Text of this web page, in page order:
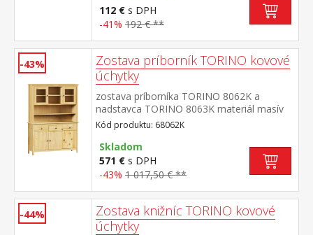
112 € s DPH
-41% 192 € **
-43%
Zostava príborník TORINO kovové
úchytky
zostava príborníka TORINO 8062K a
nadstavca TORINO 8063K materiál masív
borovica, lakované prevedenie kovové
úchytky vo farebnom prevedení černená
mosadz príborník: 3 dvere, 3 zásuvky s
kovovými pojazdmi nadstavec: dvoje
presklené dvierka rozmer príborníka (š/h/v)
129 × 40 × 80 cm rozmer nadstavca (š/h/v)
129 × 33 × 100 cm
Kód produktu: 68062K
Skladom
571 € s DPH
-43% 1 017,50 € **
-44%
Zostava knižníc TORINO kovové
úchytky